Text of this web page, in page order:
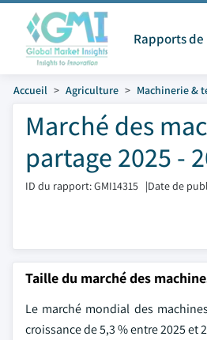
Rapports
Accueil Agriculture Machinerie &
Marché des
partage 2025 -
ID du rapport: GMI14315 |Date de
Taille du marché des
Le marché mondial des
croissance de 5,3 % entre 2025 et